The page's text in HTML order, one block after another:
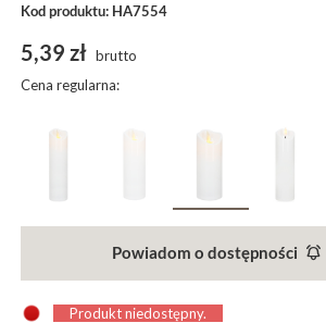
Kod produktu: HA7554
5,39 zł brutto
Cena regularna:
Powiadom o dostępności
Produkt niedostępny